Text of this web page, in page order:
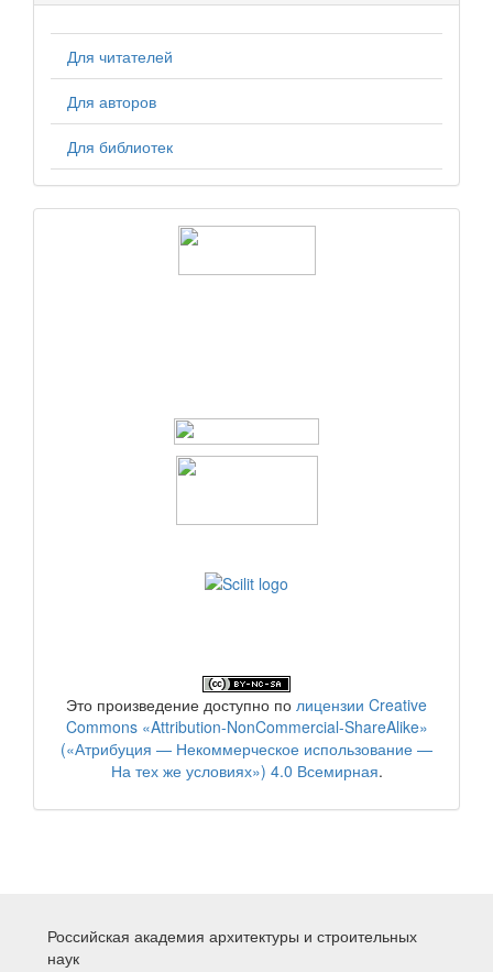
Для читателей
Для авторов
Для библиотек
Это произведение доступно по лицензии Creative
Commons «Attribution-NonCommercial-ShareAlike»
(«Атрибуция — Некоммерческое использование —
На тех же условиях») 4.0 Всемирная.
Российская академия архитектуры и строительных
наук